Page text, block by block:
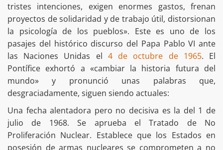
tristes intenciones, exigen enormes gastos, frenan
proyectos de solidaridad y de trabajo útil, distorsionan
la psicología de los pueblos». Este es uno de los
pasajes del histórico discurso del Papa Pablo VI ante
las Naciones Unidas el 4 de octubre de 1965. El
Pontífice exhortó a «cambiar la historia futura del
mundo» y pronunció unas palabras que,
desgraciadamente, siguen siendo actuales:
Una fecha alentadora pero no decisiva es la del 1 de
julio de 1968. Se aprueba el Tratado de No
Proliferación Nuclear. Establece que los Estados en
posesión de armas nucleares se comprometen a no